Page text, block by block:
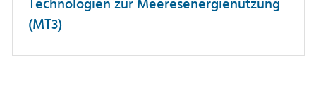
Technologien zur Meeresenergienutzung
(MT3)